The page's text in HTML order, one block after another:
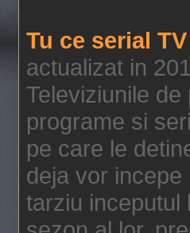
Tu ce serial
actualizat in
Televiziunile
programe si
pe care le
deja vor
tarziu inceputul